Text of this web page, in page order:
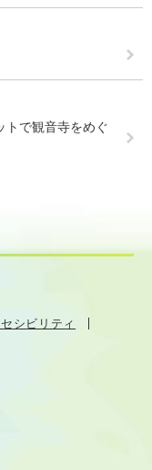
トで観音寺をめぐ
シビリティ